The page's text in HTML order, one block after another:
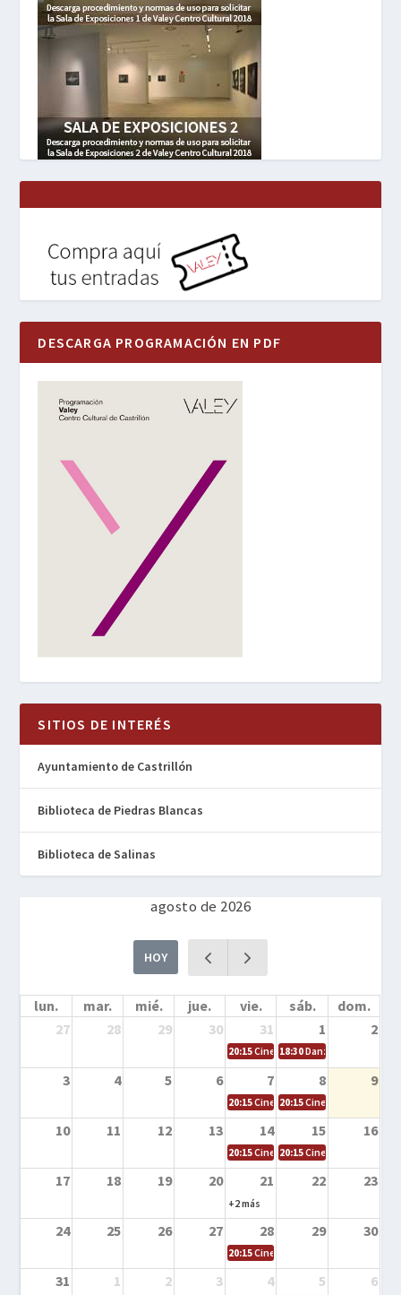
DESCARGA PROGRAMACIÓN EN PDF
SITIOS DE INTERÉS
Ayuntamiento de Castrillón
Biblioteca de Piedras Blancas
Biblioteca de Salinas
agosto de 2026
HOY
lun. mar. mié. jue. vie. sáb.
dom.
27
28 29 30 31 1 2
20:15Cine en la calle – Cómo
18:30Danza – Cita en el
3 4 5 6 7 8 9
20:15Cine en la calle – El niño y la
20:15Cine en la calle –
10 11 12 13 14 15 16
20:15Cine en la calle – Tortugas
20:15Cine en la calle –
17 18 19 20 21 22 23
+2 más
24 25 26 27 28 29 30
20:15Cine en el calle – Tintín y el
31 1 2 3 4 5 6